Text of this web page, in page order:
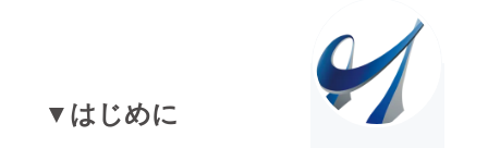
▼はじめに